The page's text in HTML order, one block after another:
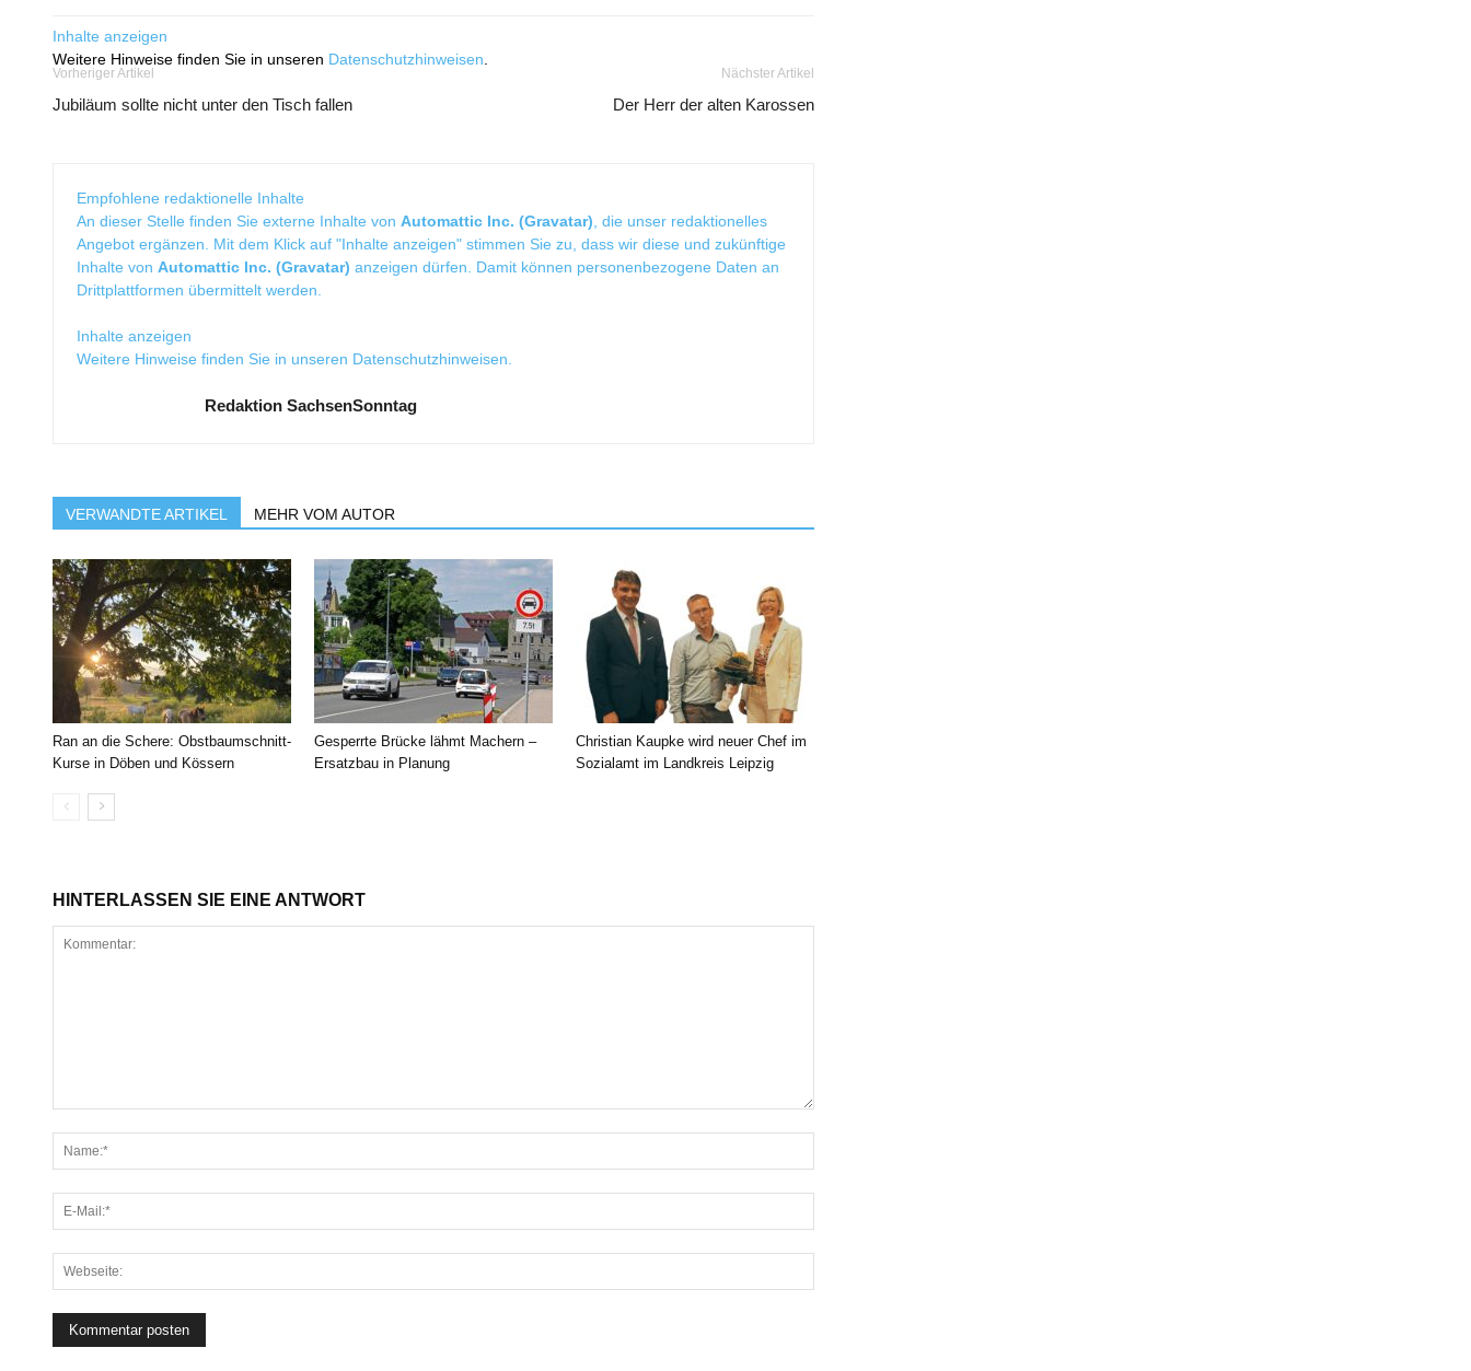
Inhalte anzeigen
Weitere Hinweise finden Sie in unseren Datenschutzhinweisen
Vorheriger Artikel
Jubiläum sollte nicht unter den Tisch fallen
Nächster Artikel
Der Herr der alten Karossen
Empfohlene redaktionelle Inhalte
An dieser Stelle finden Sie externe Inhalte von Automattic Inc. (Gravatar) , die unser redaktionelles
Angebot ergänzen. Mit dem Klick auf "Inhalte anzeigen" stimmen Sie zu, dass wir diese und zukünftige
Inhalte von Automattic Inc. (Gravatar) anzeigen dürfen. Damit können personenbezogene Daten an
Drittplattformen übermittelt werden.
Inhalte anzeigen
Weitere Hinweise finden Sie in unseren Datenschutzhinweisen
Redaktion SachsenSonntag
VERWANDTE ARTIKEL MEHR VOM AUTOR
Ran an die Schere: Obstbaumschnitt-
Kurse in Döben und Kössern
Gesperrte Brücke lähmt Machern –
Ersatzbau in Planung
Christian Kaupke wird neuer Chef im
Sozialamt im Landkreis Leipzig
HINTERLASSEN SIE EINE ANTWORT